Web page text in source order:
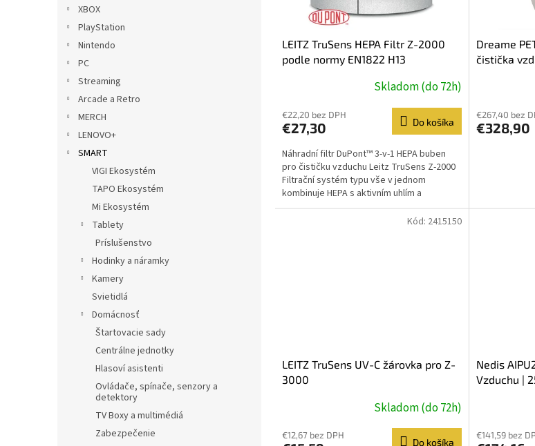
XBOX
PlayStation
Nintendo
PC
Streaming
Arcade a Retro
MERCH
LENOVO+
SMART
VIGI Ekosystém
TAPO Ekosystém
Mi Ekosystém
Tablety
Príslušenstvo
Hodinky a náramky
Kamery
Svietidlá
Domácnosť
Štartovacie sady
Centrálne jednotky
Hlasoví asistenti
Ovládače, spínače, senzory a
detektory
TV Boxy a multimédiá
Zabezpečenie
LEITZ TruSens HEPA Filtr Z-2000
podle normy EN1822 H13
Skladom (do 72h)
€22,20 bez DPH
€27,30 Do košíka
Náhradní filtr DuPont™ 3-v-1 HEPA buben
pro čističku vzduchu Leitz TruSens Z-2000
Filtrační systém typu vše v jednom
kombinuje HEPA s aktivním uhlím a
odděleným omyvatelným...
Dreame
čistička
€267,40 bez
€328,90
LEITZ TruSens UV-C žárovka pro Z-
3000
Skladom (do 72h)
€12,67 bez DPH
Do košíka
Kód: 2415150
Nedis
Vzduchu |
€141,59 bez